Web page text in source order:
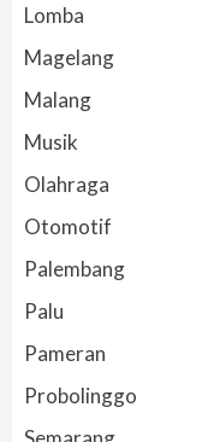
Lomba
Magelang
Malang
Musik
Olahraga
Otomotif
Palembang
Palu
Pameran
Probolinggo